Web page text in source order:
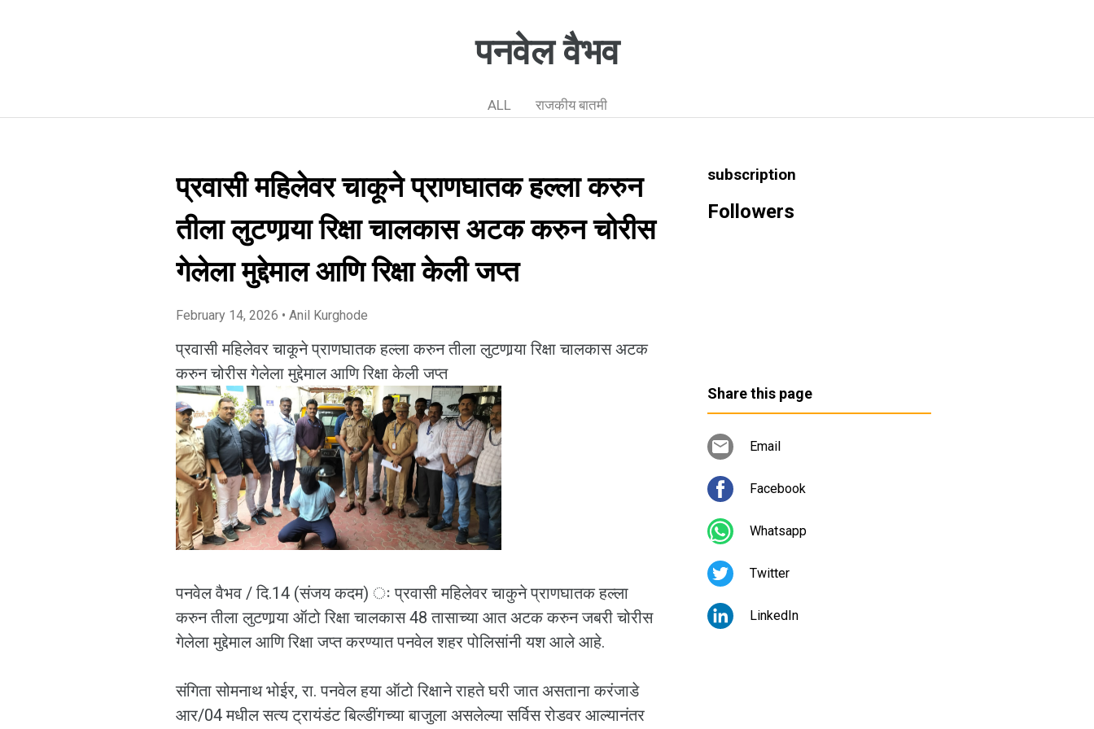
पनवेल वैभव
ALL राजकीय बातमी
प्रवासी महिलेवर चाकूने प्राणघातक हल्ला करुन
तीला लुटणार्‍या रिक्षा चालकास अटक करुन चोरीस
गेलेला मुद्देमाल आणि रिक्षा केली जप्त
February 14, 2026 • Anil Kurghode
प्रवासी महिलेवर चाकूने प्राणघातक हल्ला करुन तीला लुटणार्‍या रिक्षा चालकास अटक
करुन चोरीस गेलेला मुद्देमाल आणि रिक्षा केली जप्त
पनवेल वैभव / दि.14 (संजय कदम) ः प्रवासी महिलेवर चाकुने प्राणघातक हल्ला
करुन तीला लुटणार्‍या ऑटो रिक्षा चालकास 48 तासाच्या आत अटक करुन जबरी चोरीस
गेलेला मुद्देमाल आणि रिक्षा जप्त करण्यात पनवेल शहर पोलिसांनी यश आले आहे.
संगिता सोमनाथ भोईर, रा. पनवेल हया ऑटो रिक्षाने राहते घरी जात असताना करंजाडे
आर/04 मधील सत्य ट्रायंडंट बिल्डींगच्या बाजुला असलेल्या सर्विस रोडवर आल्यानंतर
subscription
Followers
Share this page
Email
Facebook
Whatsapp
Twitter
LinkedIn